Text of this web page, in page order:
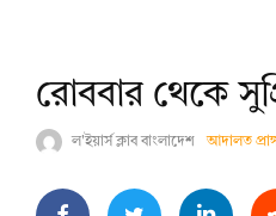
রোববার থেকে
ল'ইয়ার্স ক্লাব বাংলাদেশ আদালত